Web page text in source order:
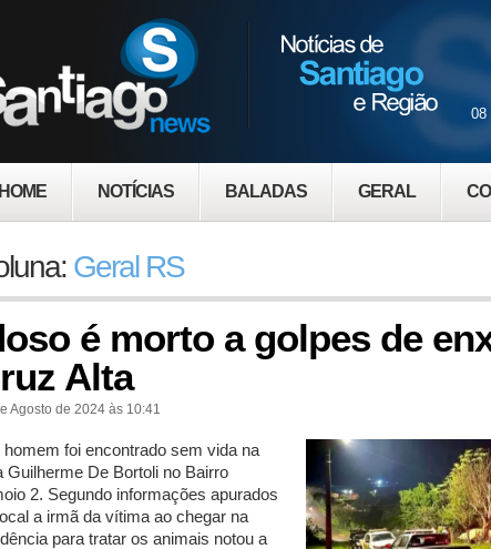
HOME NOTÍCIAS BALADAS GERAL
08
Geral RS
é morto a golpes de
Alta
Agosto de 2024 às 10:41
homem foi encontrado sem vida na
Guilherme De Bortoli no Bairro
2. Segundo informações apurados
a irmã da vítima ao chegar na
para tratar os animais notou a